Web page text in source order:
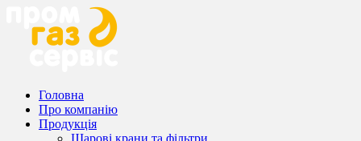
Головна
Про компанію
Продукція
Шарові крани та фільтри